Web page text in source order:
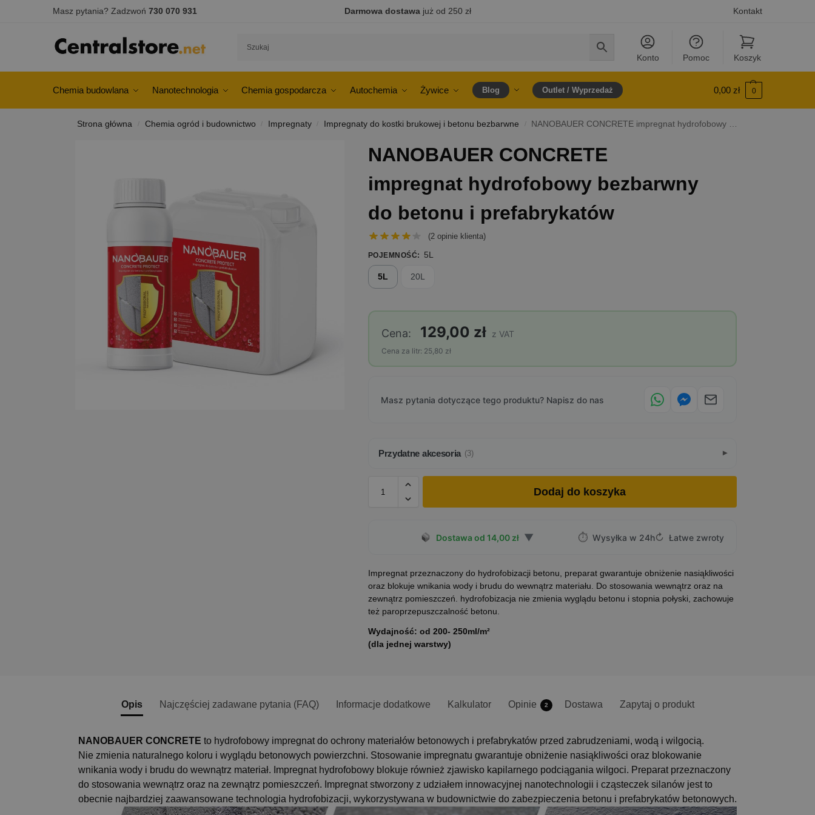
Masz pytania? Zadzwoń 730 070 931 Darmowa dostawajuż od 250 zł Kontakt
Konto Pomoc Koszyk
Chemia budowlana Nanotechnologia Chemia gospodarcza Autochemia Żywice Blog Outlet / Wyprzedaż 0,00 zł 0
Strona główna / Chemia ogród i budownictwo / Impregnaty / Impregnaty do kostki brukowej i betonu bezbarwne / NANOBAUER CONCRETE impregnat hydrofobowy bezbarwny do betonu i prefabrykatów
NANOBAUER CONCRETE
impregnat hydrofobowy bezbarwny
do betonu i prefabrykatów
(2 opinie klienta)
POJEMNOŚĆ: 5L
5L 20L
Cena: 129,00 zł z VAT
Cena za litr: 25,80 zł
Masz pytania dotyczące tego produktu? Napisz do nas
Przydatne akcesoria (3)
Dodaj do koszyka
Dostawa od 14,00 zł ▼ ⏱ Wysyłka w 24h↻ Łatwe zwroty
Impregnat przeznaczony do hydrofobizacji betonu, preparat gwarantuje obniżenie nasiąkliwości
oraz blokuje wnikania wody i brudu do wewnątrz materiału. Do stosowania wewnątrz oraz na
zewnątrz pomieszczeń. hydrofobizacja nie zmienia wyglądu betonu i stopnia połyski, zachowuje
też paroprzepuszczalność betonu.
Wydajność: od 200- 250ml/m²
(dla jednej warstwy)
Opis Najczęściej zadawane pytania (FAQ) Informacje dodatkowe Kalkulator Opinie 2 Dostawa Zapytaj o produkt
NANOBAUER CONCRETE to hydrofobowy impregnat do ochrony materiałów betonowych i prefabrykatów przed zabrudzeniami, wodą i wilgocią.
Nie zmienia naturalnego koloru i wyglądu betonowych powierzchni. Stosowanie impregnatu gwarantuje obniżenie nasiąkliwości oraz blokowanie
wnikania wody i brudu do wewnątrz materiał. Impregnat hydrofobowy blokuje również zjawisko kapilarnego podciągania wilgoci. Preparat przeznaczony
do stosowania wewnątrz oraz na zewnątrz pomieszczeń. Impregnat stworzony z udziałem innowacyjnej nanotechnologii i cząsteczek silanów jest to
obecnie najbardziej zaawansowane technologia hydrofobizacji, wykorzystywana w budownictwie do zabezpieczenia betonu i prefabrykatów betonowych.